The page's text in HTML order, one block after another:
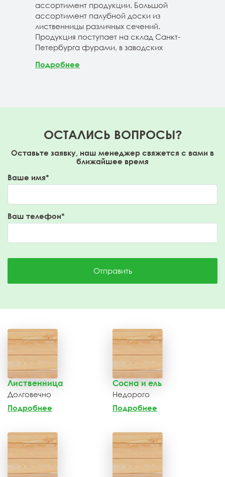
ассортимент продукции. Большой
ассортимент палубной доски из
лиственницы различных сечений.
Продукция поступает на склад Санкт-
Петербурга фурами, в заводских
Подробнее
ОСТАЛИСЬ ВОПРОСЫ?
Оставьте заявку, наш менеджер свяжется с вами в
ближайшее время
Ваше имя*
Ваш телефон*
Отправить
Лиственница
Долговечно
Подробнее
Сосна и ель
Недорого
Подробнее